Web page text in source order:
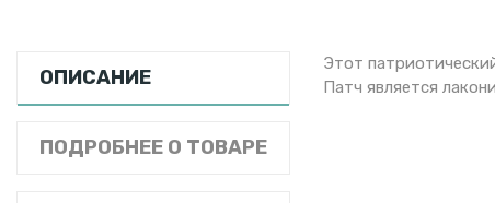
ОПИСАНИЕ
ПОДРОБНЕЕ О ТОВАРЕ
Этот
Патч является